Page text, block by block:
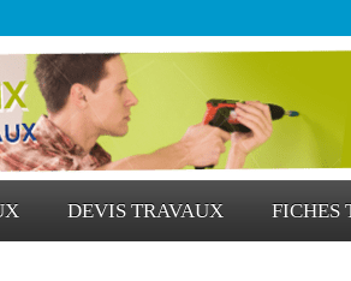
DEVIS TRAVAUX FICHES